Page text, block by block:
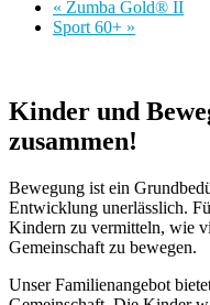
« Zumba Gold® II
Sport 60+ »
Kinder und
zusammen!
Bewegung ist ein
Entwicklung unerlässlich.
Kindern zu vermitteln, wie
Gemeinschaft zu bewegen.
Unser Familienangebot